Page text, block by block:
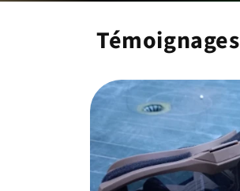
Témoignages